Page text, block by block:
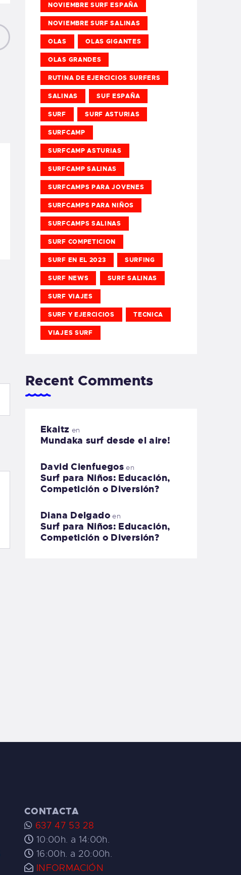
NOVIEMBRE SURF ESPAÑA
NOVIEMBRE SURF SALINAS
OLAS OLAS GIGANTES
OLAS GRANDES
RUTINA DE EJERCICIOS SURFERS
SALINAS SUF ESPAÑA
SURF SURF ASTURIAS
SURFCAMP
SURFCAMP ASTURIAS
SURFCAMP SALINAS
SURFCAMPS PARA JOVENES
SURFCAMPS PARA NIÑOS
SURFCAMPS SALINAS
SURF COMPETICION
SURF EN EL 2023 SURFING
SURF NEWS SURF SALINAS
SURF VIAJES
SURF Y EJERCICIOS TECNICA
VIAJES SURF
Recent Comments
Ekaitz en
Mundaka surf desde el aire!
David Cienfuegos en
Surf para Niños: Educación,
Competición o Diversión?
Diana Delgadoen
Surf para Niños: Educación,
Competición o Diversión?
CONTACTA
637 47 53 28
10:00h. a 14:00h.
16:00h. a 20:00h.
INFORMACIÓN